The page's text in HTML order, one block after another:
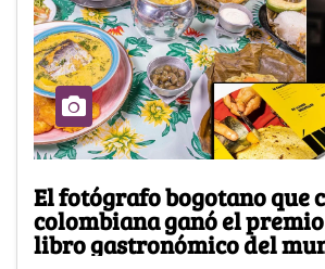
El fotógrafo bogotano que
colombiana ganó el
libro gastronómico del